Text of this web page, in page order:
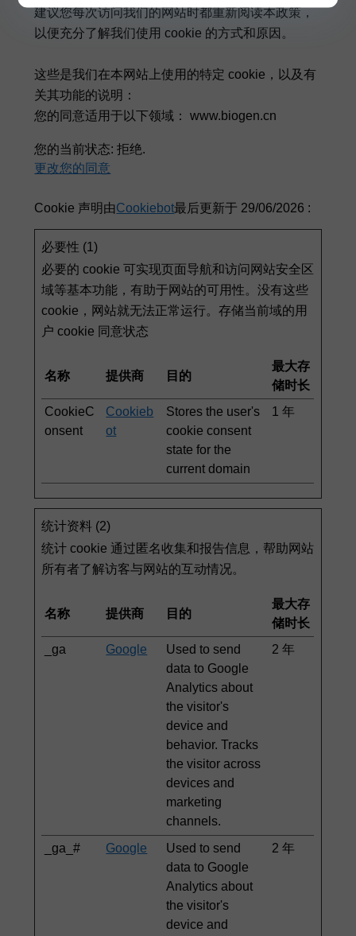
建议您每次访问我们的网站时都重新阅读本政策，
以便充分了解我们使用 cookie 的方式和原因。
这些是我们在本网站上使用的特定 cookie，以及有
关其功能的说明：
您的同意适用于以下领域： www.biogen.cn
您的当前状态: 拒绝.
更改您的同意
Cookie 声明由Cookiebot最后更新于 29/06/2026 :
必要性 (1)
必要的 cookie 可实现页面导航和访问网站安全区
域等基本功能，有助于网站的可用性。没有这些
cookie，网站就无法正常运行。存储当前域的用
户 cookie 同意状态
名称 提供商 目的
最大存
储时长
CookieC
onsent
Cookieb
ot
Stores the user's
cookie consent
state for the
current domain
1 年
统计资料 (2)
统计 cookie 通过匿名收集和报告信息，帮助网站
所有者了解访客与网站的互动情况。
名称 提供商 目的
最大存
储时长
_ga
Google
Used to send
data to Google
Analytics about
the visitor's
device and
behavior. Tracks
the visitor across
devices and
marketing
channels.
2 年
_ga_# Google
Used to send
data to Google
Analytics about
the visitor's
device and
2 年